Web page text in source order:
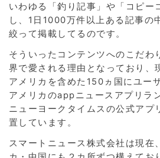
いわゆる「釣り記事」や「コピー
し、1日1000万件以上ある記事の
絞って掲載してるのです。
そういったコンテンツへのこだわ
界で愛される理由となっており、
アメリカを含めた150ヵ国にユー
アメリカのappニュースアプリラ
ニューヨークタイムスの公式アプ
置しています。
スマートニュース株式会社は現在